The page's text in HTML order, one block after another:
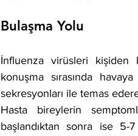
Bulaşma Yolu
İnfluenza virüsleri kişiden
konuşma sırasında
sekresyonları ile temas
Hasta bireylerin
başlandıktan sonra ise 5-